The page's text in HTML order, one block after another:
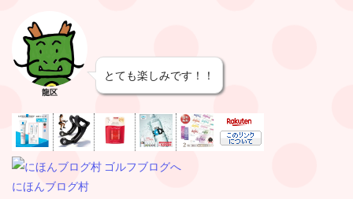
龍区
とても楽しみです！！
にほんブログ村